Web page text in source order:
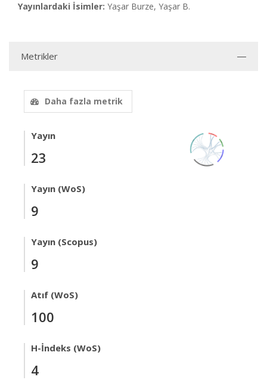
Yayınlardaki İsimler: Yaşar Burze, Yaşar B.
Metrikler
Daha fazla metrik
Yayın
23
Yayın (WoS)
9
Yayın (Scopus)
9
Atıf (WoS)
100
H-İndeks (WoS)
4